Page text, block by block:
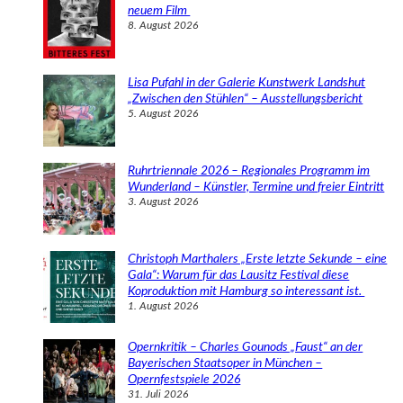
neuem Film
8. August 2026
Lisa Pufahl in der Galerie Kunstwerk Landshut
„Zwischen den Stühlen“ – Ausstellungsbericht
5. August 2026
Ruhrtriennale 2026 – Regionales Programm im
Wunderland – Künstler, Termine und freier Eintritt
3. August 2026
Christoph Marthalers „Erste letzte Sekunde – eine
Gala“: Warum für das Lausitz Festival diese
Koproduktion mit Hamburg so interessant ist.
1. August 2026
Opernkritik – Charles Gounods „Faust“ an der
Bayerischen Staatsoper in München –
Opernfestspiele 2026
31. Juli 2026